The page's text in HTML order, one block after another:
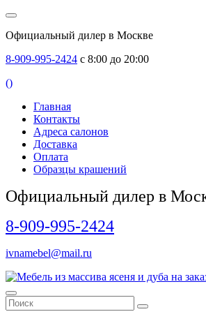
Официальный дилер в Москве
8-909-995-2424 с 8:00 до 20:00
()
Главная
Контакты
Адреса салонов
Доставка
Оплата
Образцы крашений
Официальный дилер в
8-909-995-2424
ivnamebel@mail.ru